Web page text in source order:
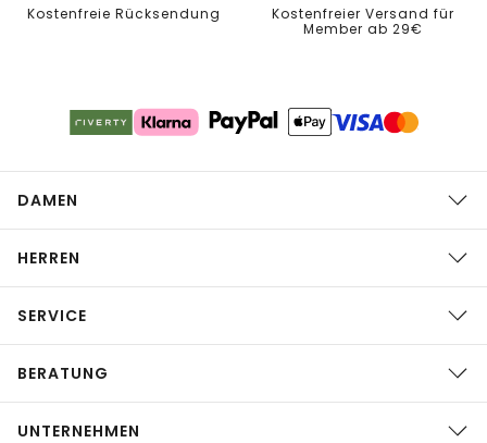
Kostenfreie Rücksendung
Kostenfreier Versand für
Member ab 29€
DAMEN
HERREN
SERVICE
BERATUNG
UNTERNEHMEN